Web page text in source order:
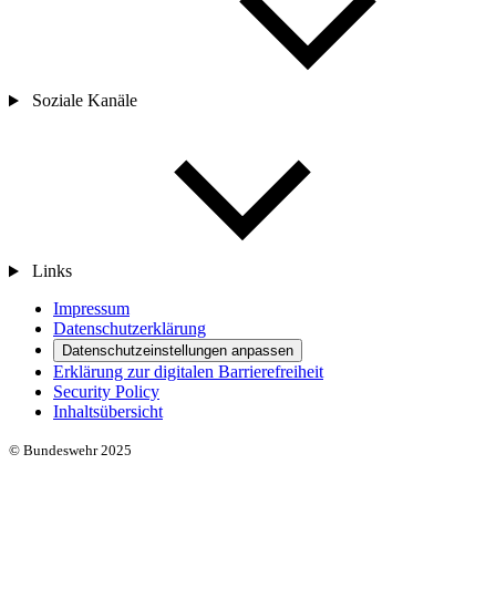
Soziale Kanäle
Links
Impressum
Datenschutzerklärung
Datenschutzeinstellungen anpassen
Erklärung zur digitalen Barrierefreiheit
Security Policy
Inhaltsübersicht
© Bundeswehr 2025